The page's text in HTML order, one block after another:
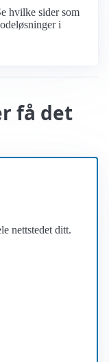
hvilke sider som
i
få det
nettstedet ditt.